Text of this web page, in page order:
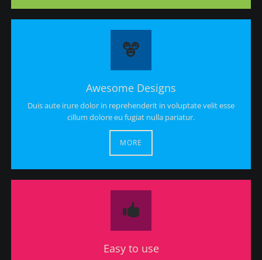
Awesome Designs
Duis aute irure dolor in reprehenderit in voluptate velit esse
cillum dolore eu fugiat nulla pariatur.
MORE
Easy to use